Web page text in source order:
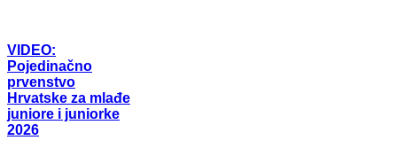
VIDEO:
Pojedinačno
prvenstvo
Hrvatske za mlađe
juniore i juniorke
2026